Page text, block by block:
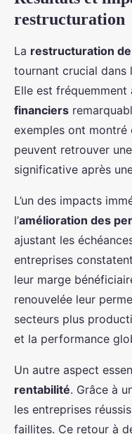
restructuration
La restructuration
tournant crucial dans
Elle est fréquemment
financiers
exemples ont montré
peuvent retrouver
significative après
L’un des impacts
l’amélioration des
ajustant les
entreprises
leur marge
renouvelée leur
secteurs plus
et la performance
Un autre aspect
rentabilité. Grâce à
les entreprises
faillites. Ce retour à